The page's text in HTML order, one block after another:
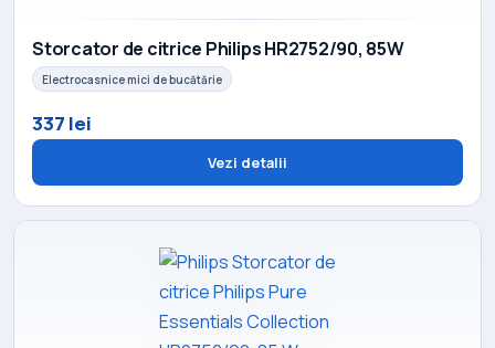
Storcator de citrice Philips HR2752/90, 85W
Electrocasnice mici de bucătărie
337 lei
Vezi detalii